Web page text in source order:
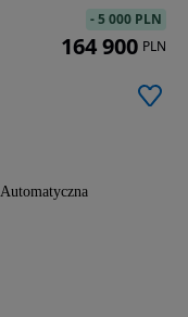
Automatyczna
-5 000 PLN
164 900 PLN